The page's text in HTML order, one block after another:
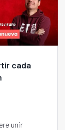
cada
unir